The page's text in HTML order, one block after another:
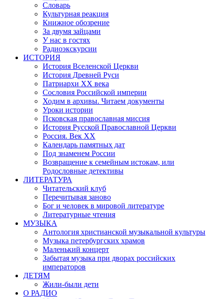
Словарь
Культурная реакция
Книжное обозрение
За двумя зайцами
У нас в гостях
Радиоэкскурсии
ИСТОРИЯ
История Вселенской Церкви
История Древней Руси
Патриархи XX века
Сословия Российской империи
Ходим в архивы. Читаем документы
Уроки истории
Псковская православная миссия
История Русской Православной Церкви
Россия. Век ХХ
Календарь памятных дат
Под знаменем России
Возвращение к семейным истокам, или
Родословные детективы
ЛИТЕРАТУРА
Читательский клуб
Перечитывая заново
Бог и человек в мировой литературе
Литературные чтения
МУЗЫКА
Антология христианской музыкальной культуры
Музыка петербургских храмов
Маленький концерт
Забытая музыка при дворах российских
императоров
ДЕТЯМ
Жили-были дети
О РАДИО